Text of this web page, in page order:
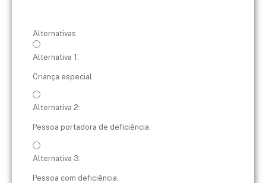
Alternativas
Alternativa 1:
Criança especial.
Alternativa 2:
Pessoa portadora de deficiência.
Alternativa 3:
Pessoa com deficiência.